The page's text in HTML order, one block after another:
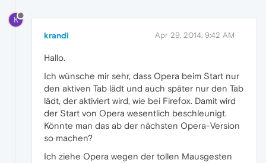
K
krandi Apr 29, 2014, 9:42 AM
Hallo.
Ich wünsche mir sehr, dass Opera beim Start nur
den aktiven Tab lädt und auch später nur den Tab
lädt, der aktiviert wird, wie bei Firefox. Damit wird
der Start von Opera wesentlich beschleunigt.
Könnte man das ab der nächsten Opera-Version
so machen?
Ich ziehe Opera wegen der tollen Mausgesten